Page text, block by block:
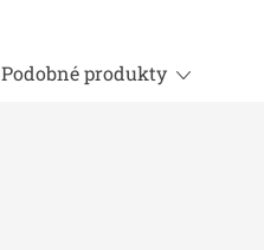
Podobné produkty